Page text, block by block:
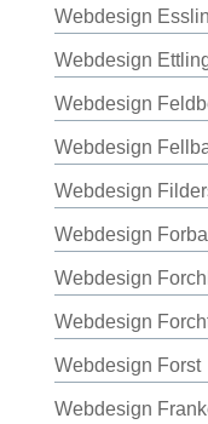
Webdesign
Webdesign
Webdesign
Webdesign
Webdesign
Webdesign
Webdesign
Webdesign
Webdesign Forst
Webdesign